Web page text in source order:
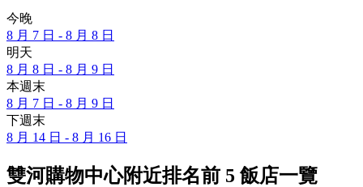
今晚
8 月 7 日 - 8 月 8 日
明天
8 月 8 日 - 8 月 9 日
本週末
8 月 7 日 - 8 月 9 日
下週末
8 月 14 日 - 8 月 16 日
雙河購物中心附近排名前 5 飯店一覽